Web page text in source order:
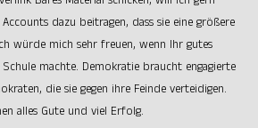
dazu beitragen, dass sie eine größere
würde mich sehr freuen, wenn Ihr gutes
machte. Demokratie braucht engagierte
die sie gegen ihre Feinde verteidigen.
alles Gute und viel Erfolg.